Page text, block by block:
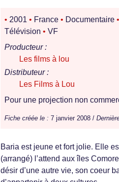
• 2001 • France • Documentaire •
Télévision • VF
Producteur :
Les films à lou
Distributeur :
Les Films à Lou
Pour une projection non
Fiche créée le : 7 janvier 2008 /
Baria est jeune et fort jolie. Elle
(arrangé) l’attend aux îles
désir d’une autre vie, son coeur